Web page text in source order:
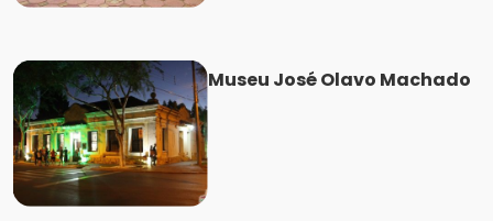
Museu José Olavo Machado